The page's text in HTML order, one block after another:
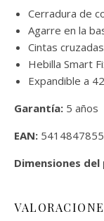
Cerradura de
Agarre en la
Cintas cruzadas
Hebilla Smart
Expandible a
Garantía: 5 años
EAN:
Dimensiones